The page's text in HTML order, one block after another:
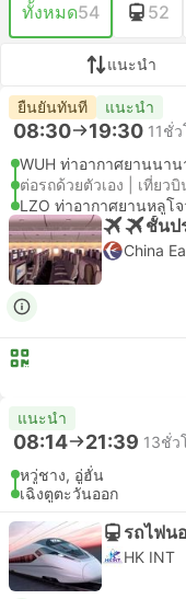
ทั้งหมด54 52
แนะนำ
ยืนยันทันที แนะนำ
08:30 19:30 11ชั่ว
WUH ท่าอากาศยานนา
ต่อรถด้วยตัวเอง | เที่ยว
LZO ท่าอากาศยานหลูโ
ชั้นป
China
แนะนำ
08:14 21:39 13ชั่ว
หวู่ชาง, อู่ฮั่น
เฉิงตูตะวันออก
รถไฟน
HK INT